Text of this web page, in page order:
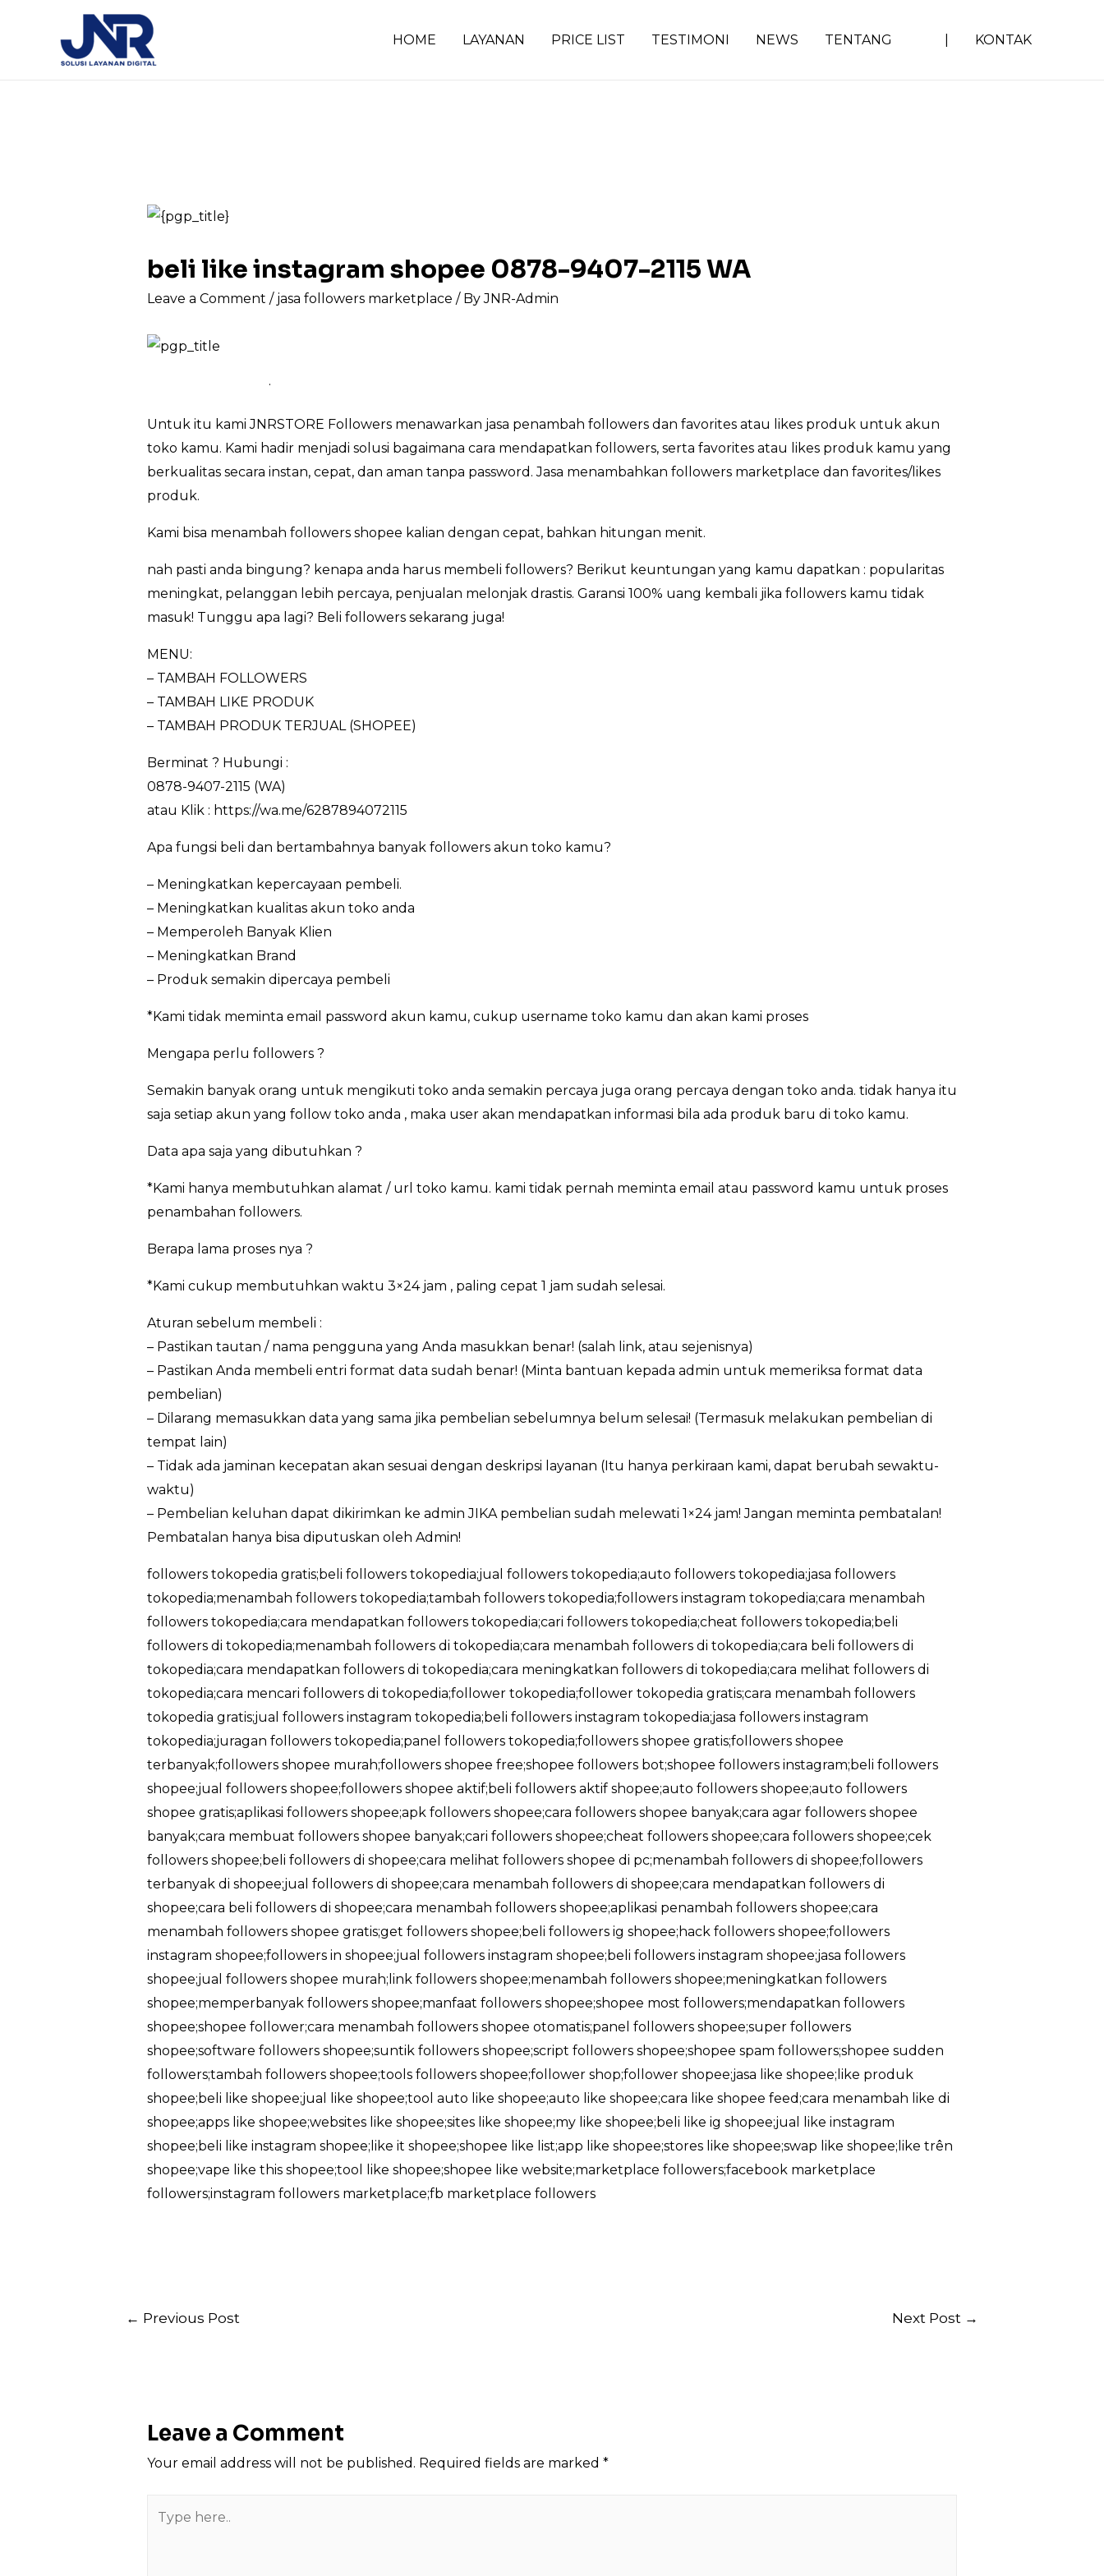
HOME LAYANAN PRICE LIST TESTIMONI NEWS TENTANG KONTAK
beli like instagram shopee 0878-9407-2115 WA
Leave a Comment / jasa followers marketplace / ByJNR-Admin
.
Untuk itu kami JNRSTORE Followers menawarkan jasa penambah followers dan favorites atau likes produk untuk akun
toko kamu. Kami hadir menjadi solusi bagaimana cara mendapatkan followers, serta favorites atau likes produk kamu yang
berkualitas secara instan, cepat, dan aman tanpa password. Jasa menambahkan followers marketplace dan favorites/likes
produk.
Kami bisa menambah followers shopee kalian dengan cepat, bahkan hitungan menit.
nah pasti anda bingung? kenapa anda harus membeli followers? Berikut keuntungan yang kamu dapatkan : popularitas
meningkat, pelanggan lebih percaya, penjualan melonjak drastis. Garansi 100% uang kembali jika followers kamu tidak
masuk! Tunggu apa lagi? Beli followers sekarang juga!
MENU:
– TAMBAH FOLLOWERS
– TAMBAH LIKE PRODUK
– TAMBAH PRODUK TERJUAL (SHOPEE)
Berminat ? Hubungi :
0878-9407-2115 (WA)
atau Klik : https://wa.me/6287894072115
Apa fungsi beli dan bertambahnya banyak followers akun toko kamu?
– Meningkatkan kepercayaan pembeli.
– Meningkatkan kualitas akun toko anda
– Memperoleh Banyak Klien
– Meningkatkan Brand
– Produk semakin dipercaya pembeli
*Kami tidak meminta email password akun kamu, cukup username toko kamu dan akan kami proses
Mengapa perlu followers ?
Semakin banyak orang untuk mengikuti toko anda semakin percaya juga orang percaya dengan toko anda. tidak hanya itu
saja setiap akun yang follow toko anda , maka user akan mendapatkan informasi bila ada produk baru di toko kamu.
Data apa saja yang dibutuhkan ?
*Kami hanya membutuhkan alamat / url toko kamu. kami tidak pernah meminta email atau password kamu untuk proses
penambahan followers.
Berapa lama proses nya ?
*Kami cukup membutuhkan waktu 3×24 jam , paling cepat 1 jam sudah selesai.
Aturan sebelum membeli :
– Pastikan tautan / nama pengguna yang Anda masukkan benar! (salah link, atau sejenisnya)
– Pastikan Anda membeli entri format data sudah benar! (Minta bantuan kepada admin untuk memeriksa format data
pembelian)
– Dilarang memasukkan data yang sama jika pembelian sebelumnya belum selesai! (Termasuk melakukan pembelian di
tempat lain)
– Tidak ada jaminan kecepatan akan sesuai dengan deskripsi layanan (Itu hanya perkiraan kami, dapat berubah sewaktu-
waktu)
– Pembelian keluhan dapat dikirimkan ke admin JIKA pembelian sudah melewati 1×24 jam! Jangan meminta pembatalan!
Pembatalan hanya bisa diputuskan oleh Admin!
followers tokopedia gratis;beli followers tokopedia;jual followers tokopedia;auto followers tokopedia;jasa followers
tokopedia;menambah followers tokopedia;tambah followers tokopedia;followers instagram tokopedia;cara menambah
followers tokopedia;cara mendapatkan followers tokopedia;cari followers tokopedia;cheat followers tokopedia;beli
followers di tokopedia;menambah followers di tokopedia;cara menambah followers di tokopedia;cara beli followers di
tokopedia;cara mendapatkan followers di tokopedia;cara meningkatkan followers di tokopedia;cara melihat followers di
tokopedia;cara mencari followers di tokopedia;follower tokopedia;follower tokopedia gratis;cara menambah followers
tokopedia gratis;jual followers instagram tokopedia;beli followers instagram tokopedia;jasa followers instagram
tokopedia;juragan followers tokopedia;panel followers tokopedia;followers shopee gratis;followers shopee
terbanyak;followers shopee murah;followers shopee free;shopee followers bot;shopee followers instagram;beli followers
shopee;jual followers shopee;followers shopee aktif;beli followers aktif shopee;auto followers shopee;auto followers
shopee gratis;aplikasi followers shopee;apk followers shopee;cara followers shopee banyak;cara agar followers shopee
banyak;cara membuat followers shopee banyak;cari followers shopee;cheat followers shopee;cara followers shopee;cek
followers shopee;beli followers di shopee;cara melihat followers shopee di pc;menambah followers di shopee;followers
terbanyak di shopee;jual followers di shopee;cara menambah followers di shopee;cara mendapatkan followers di
shopee;cara beli followers di shopee;cara menambah followers shopee;aplikasi penambah followers shopee;cara
menambah followers shopee gratis;get followers shopee;beli followers ig shopee;hack followers shopee;followers
instagram shopee;followers in shopee;jual followers instagram shopee;beli followers instagram shopee;jasa followers
shopee;jual followers shopee murah;link followers shopee;menambah followers shopee;meningkatkan followers
shopee;memperbanyak followers shopee;manfaat followers shopee;shopee most followers;mendapatkan followers
shopee;shopee follower;cara menambah followers shopee otomatis;panel followers shopee;super followers
shopee;software followers shopee;suntik followers shopee;script followers shopee;shopee spam followers;shopee sudden
followers;tambah followers shopee;tools followers shopee;follower shop;follower shopee;jasa like shopee;like produk
shopee;beli like shopee;jual like shopee;tool auto like shopee;auto like shopee;cara like shopee feed;cara menambah like di
shopee;apps like shopee;websites like shopee;sites like shopee;my like shopee;beli like ig shopee;jual like instagram
shopee;beli like instagram shopee;like it shopee;shopee like list;app like shopee;stores like shopee;swap like shopee;like trên
shopee;vape like this shopee;tool like shopee;shopee like website;marketplace followers;facebook marketplace
followers;instagram followers marketplace;fb marketplace followers
Post
← Previous Post Next Post →
Leave a Comment
Your email address will not be published. Required fields are marked *
here..